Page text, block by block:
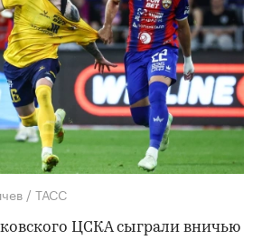
/ ТАСС
ЦСКА сыграли вничью